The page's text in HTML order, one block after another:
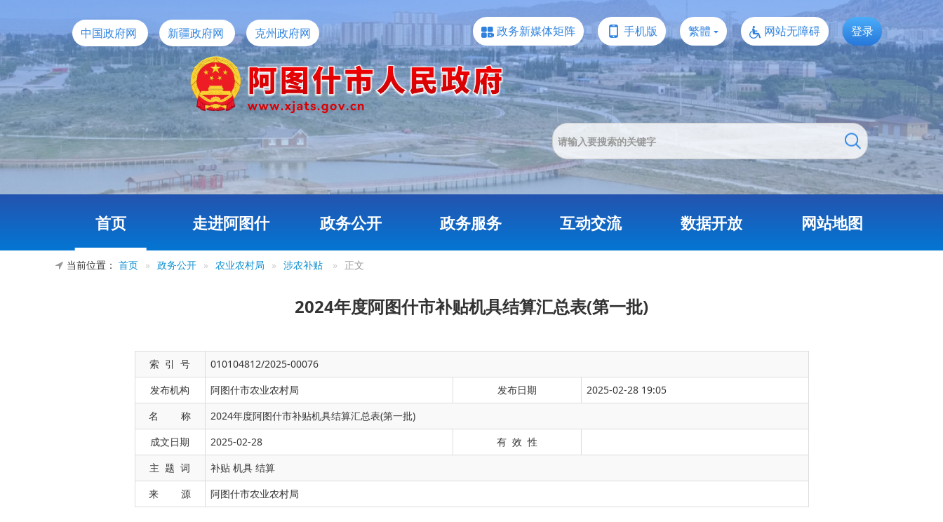
中国政府网 新疆政府网 克州政府网 政务新媒体矩阵 手机版 繁體 网站无障碍 登录
首页 走进阿图什 政务公开 政务服务 互动交流 数据开放 网站地图
当前位置： 首页 » 政务公开 » 农业农村局 » 涉农补贴 » 正文
2024年度阿图什市补贴机具结算汇总表(第一批)
索 引 号
010104812/2025-00076
发布机构
阿图什市农业农村局 发布日期
2025-02-28 19:05
名 称
2024年度阿图什市补贴机具结算汇总表(第一批)
成文日期
2025-02-28
有 效 性
主 题 词
补贴 机具 结算
来 源
阿图什市农业农村局
序号 乡镇 户数 台数 总补贴金额 备 注
上阿图什镇 28
受益户数: 28 户 机具数量: 35 台
总补贴: 60.953 万元